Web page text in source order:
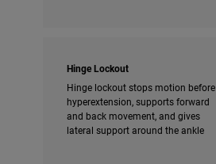
Hinge Lockout
Hinge lockout stops motion before
hyperextension, supports forward
and back movement, and gives
lateral support around the ankle